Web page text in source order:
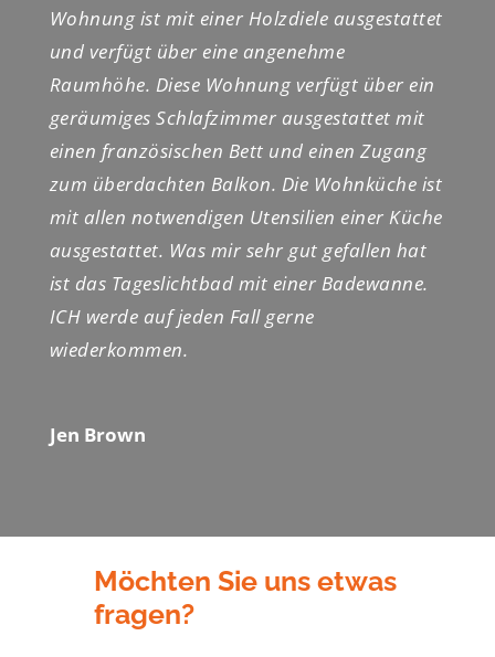
Wohnung ist mit einer Holzdiele ausgestattet
und verfügt über eine angenehme
Raumhöhe. Diese Wohnung verfügt über ein
geräumiges Schlafzimmer ausgestattet mit
einen französischen Bett und einen Zugang
zum überdachten Balkon. Die Wohnküche ist
mit allen notwendigen Utensilien einer Küche
ausgestattet. Was mir sehr gut gefallen hat
ist das Tageslichtbad mit einer Badewanne.
ICH werde auf jeden Fall gerne
wiederkommen.
Jen Brown
Möchten Sie uns etwas
fragen?